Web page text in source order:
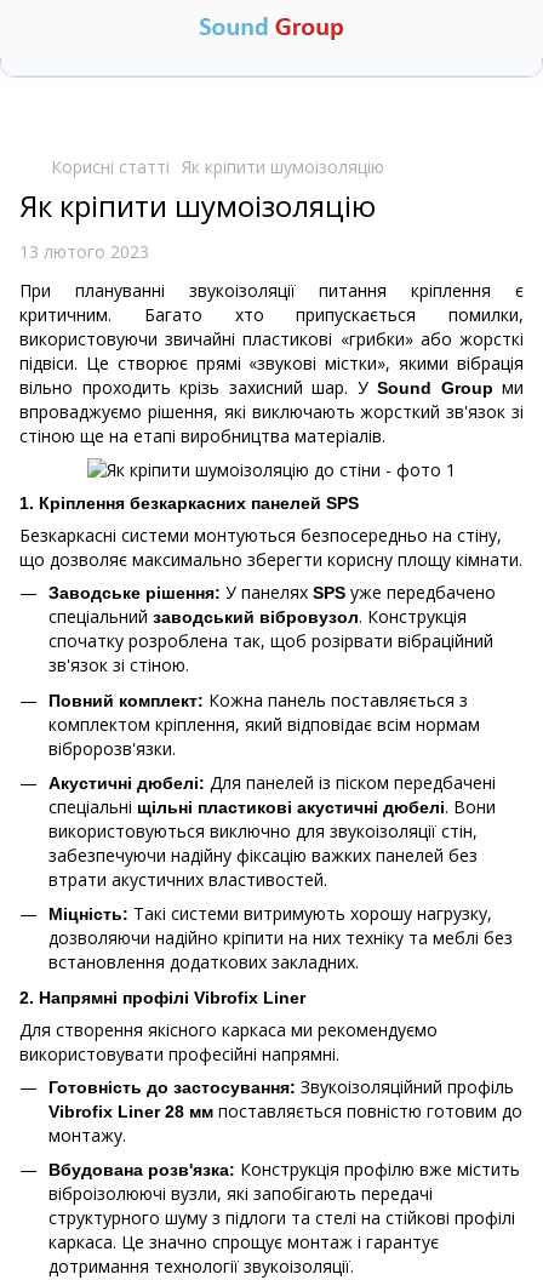
Калькулятор вартості звукоізоляції
Корисні статті Як кріпити шумоізоляцію
Як кріпити шумоізоляцію
13 лютого 2023
При плануванні звукоізоляції питання кріплення є
критичним. Багато хто припускається помилки,
використовуючи звичайні пластикові «грибки» або жорсткі
підвіси. Це створює прямі «звукові містки», якими вібрація
вільно проходить крізь захисний шар. У Sound Group ми
впроваджуємо рішення, які виключають жорсткий зв'язок зі
стіною ще на етапі виробництва матеріалів.
1. Кріплення безкаркасних панелей SPS
Безкаркасні системи монтуються безпосередньо на стіну,
що дозволяє максимально зберегти корисну площу кімнати.
Заводське рішення: У панелях SPS уже передбачено
спеціальний заводський вібровузол. Конструкція
спочатку розроблена так, щоб розірвати вібраційний
зв'язок зі стіною.
Повний комплект: Кожна панель поставляється з
комплектом кріплення, який відповідає всім нормам
вібророзв'язки.
Акустичні дюбелі: Для панелей із піском передбачені
спеціальні щільні пластикові акустичні дюбелі. Вони
використовуються виключно для звукоізоляції стін,
забезпечуючи надійну фіксацію важких панелей без
втрати акустичних властивостей.
Міцність: Такі системи витримують хорошу нагрузку,
дозволяючи надійно кріпити на них техніку та меблі без
встановлення додаткових закладних.
2. Напрямні профілі Vibrofix Liner
Для створення якісного каркаса ми рекомендуємо
використовувати професійні напрямні.
Готовність до застосування: Звукоізоляційний профіль
Vibrofix Liner 28 мм поставляється повністю готовим до
монтажу.
Вбудована розв'язка: Конструкція профілю вже містить
віброізолюючі вузли, які запобігають передачі
структурного шуму з підлоги та стелі на стійкові профілі
каркаса. Це значно спрощує монтаж і гарантує
дотримання технології звукоізоляції.